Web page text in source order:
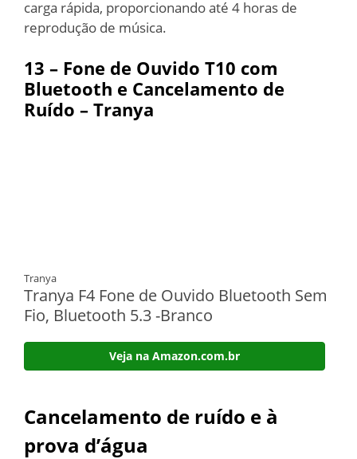
carga rápida, proporcionando até 4 horas de
reprodução de música.
13 – Fone de Ouvido T10 com
Bluetooth e Cancelamento de
Ruído – Tranya
Tranya
Tranya F4 Fone de Ouvido Bluetooth Sem
Fio, Bluetooth 5.3 -Branco
Veja na Amazon.com.br
Cancelamento de ruído e à
prova d’água